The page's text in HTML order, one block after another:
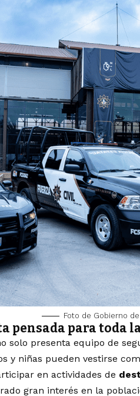
Foto de Gobierno
pensada para toda
solo presenta equipo de
y niñas pueden vestirse
en actividades de
gran interés en la